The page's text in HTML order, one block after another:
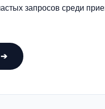
запросов среди
➔